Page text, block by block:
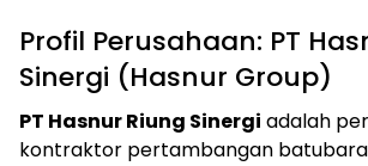
Profil Perusahaan: PT
Sinergi (Hasnur Group)
PT Hasnur Riung Sinergi adalah
kontraktor pertambangan